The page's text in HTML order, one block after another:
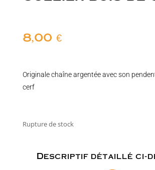
8,00 €
Originale chaîne argentée avec son
cerf
Rupture de stock
Descriptif détaillé ci-